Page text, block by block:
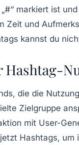
markiert ist
Zeit und
kannst du
Hashtag-
die die
Zielgruppe
mit User-
Hashtags,